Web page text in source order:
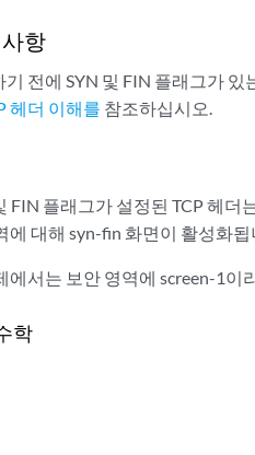
항
기 전에 SYN 및 FIN 플래그가
헤더 이해를 참조하십시오.
FIN 플래그가 설정된 TCP 헤더
에 대해 syn-fin 화면이 활성화됩
에서는 보안 영역에 screen-1이
학